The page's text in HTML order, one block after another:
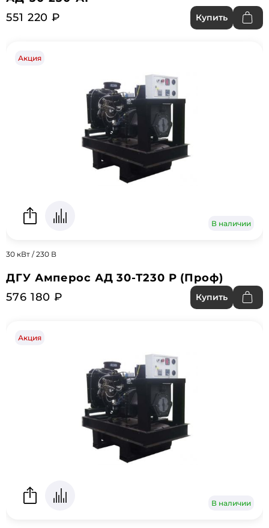
551 220 ₽
Купить
Акция
В наличии
30 кВт / 230 В
ДГУ Амперос АД 30-Т230 P (Проф)
576 180 ₽
Купить
Акция
В наличии